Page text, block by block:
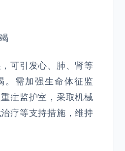
可引发心、肺、肾等
。需加强生命体征监
症监护室，采取机械
疗等支持措施，维持